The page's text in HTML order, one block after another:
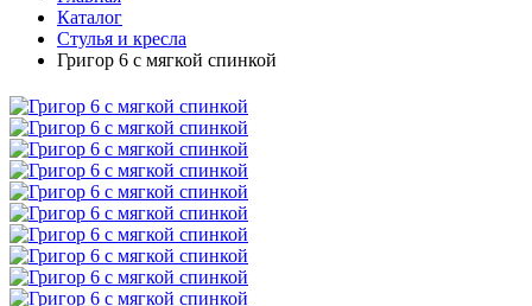
Каталог
Стулья и кресла
Григор 6 с мягкой спинкой